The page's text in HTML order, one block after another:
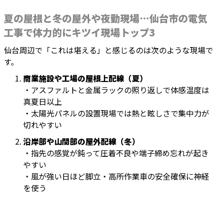
夏の屋根と冬の屋外や夜勤現場…仙台市の電気
工事で体力的にキツイ現場トップ3
仙台周辺で「これは堪える」と感じるのは次のような現場で
す。
商業施設や工場の屋根上配線（夏）
・アスファルトと金属ラックの照り返しで体感温度は
真夏日以上
・太陽光パネルの設置現場では熱と眩しさで集中力が
切れやすい
沿岸部や山間部の屋外配線（冬）
・指先の感覚が鈍って圧着不良や端子締め忘れが起き
やすい
・風が強い日ほど脚立・高所作業車の安全確保に神経
を使う